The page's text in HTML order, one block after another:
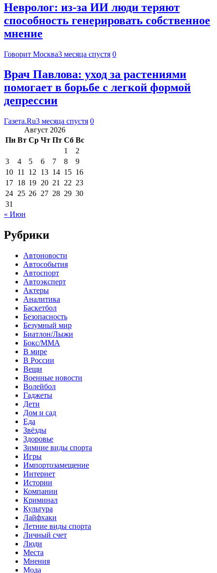
Невролог: из-за ИИ люди теряют
способность генерировать собственное
мнение
Говорит Москва3 месяца спустя 0
Врач Павлова: уход за растениями
помогает в борьбе с легкой формой
депрессии
Газета.Ru3 месяца спустя 0
Август 2026
Пн Вт Ср Чт Пт Сб Вс
1
2
3
4 5 6 7 8
9
10 11 12 13 14 15 16
17 18 19 20 21 22 23
24 25 26 27 28 29 30
31
« Июн
Рубрики
Автоновости
Автособытия
Автоспорт
Автоэксперт
Актеры
Аналитика
Баскетбол
Безопасность
Безумный мир
Биатлон/Лыжи
Бокс/MMA
В мире
В России
Вещи
Военные новости
Волейбол
Гаджеты
Дети
Дом и сад
Еда
Звёзды
Здоровье
Зимние виды спорта
Игры
Импортозамещение
Интернет
Истории
Компании
Криминал
Культура
Лайфхаки
Летние виды спорта
Личный счет
Люди
Места
Мнения
Мода